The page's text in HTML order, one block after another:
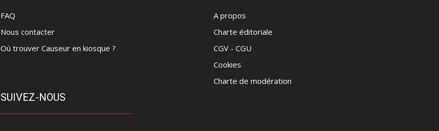
FAQ
Nous contacter
Où trouver Causeur en kiosque ?
SUIVEZ-NOUS
A propos
Charte éditoriale
CGV - CGU
Cookies
Charte de modération